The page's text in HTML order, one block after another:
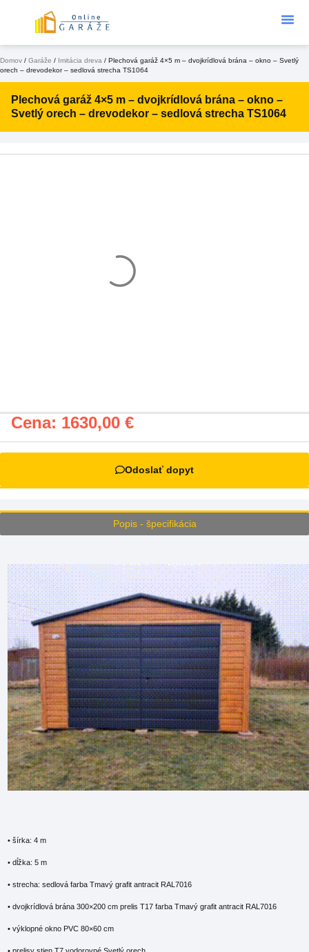
Domov / Garáže / Imitácia dreva / Plechová garáž 4×5 m – dvojkrídlová brána – okno – Svetlý
orech – drevodekor – sedlová strecha TS1064
Plechová garáž 4×5 m – dvojkrídlová brána – okno –
Svetlý orech – drevodekor – sedlová strecha TS1064
Cena: 1630,00 €
Odoslať dopyt
Popis - špecifikácia
• šírka: 4 m
• dĺžka: 5 m
• strecha: sedlová farba Tmavý grafit antracit RAL7016
• dvojkrídlová brána 300×200 cm prelis T17 farba Tmavý grafit antracit RAL7016
• výklopné okno PVC 80×60 cm